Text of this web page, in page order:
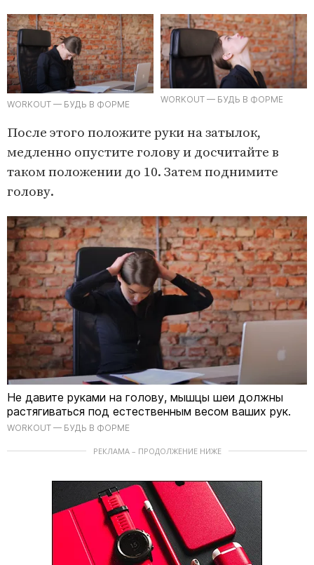
WORKOUT — БУДЬ В ФОРМЕ
WORKOUT — БУДЬ В ФОРМЕ
После этого положите руки на затылок,
медленно опустите голову и досчитайте в
таком положении до 10. Затем поднимите
голову.
Не давите руками на голову, мышцы шеи должны
растягиваться под естественным весом ваших рук.
WORKOUT — БУДЬ В ФОРМЕ
РЕКЛАМА – ПРОДОЛЖЕНИЕ НИЖЕ